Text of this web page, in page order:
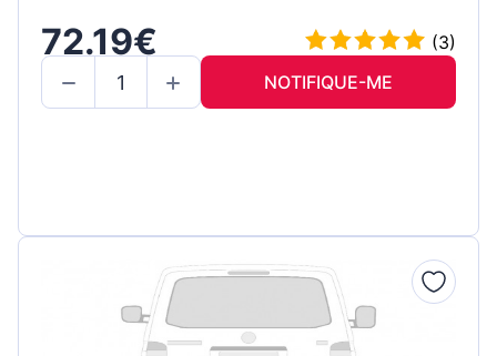
72.19€
(3)
NOTIFIQUE-ME